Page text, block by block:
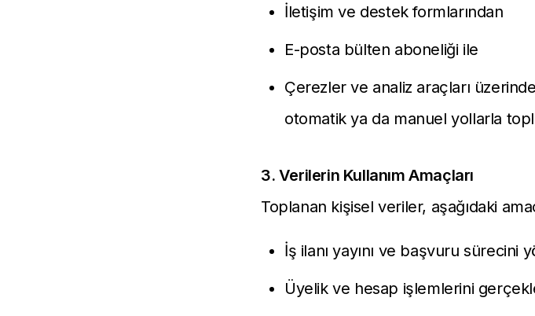
İletişim ve destek formlarından
E-posta bülten aboneliği ile
Çerezler ve analiz araçları
otomatik ya da manuel yollarla
3. Verilerin Kullanım Amaçları
Toplanan kişisel veriler, aşağıdaki
İş ilanı yayını ve başvuru sürecini
Üyelik ve hesap işlemlerini